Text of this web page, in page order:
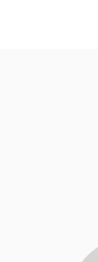
tilaan
tilaaminen
-
Apteekki käsittelee